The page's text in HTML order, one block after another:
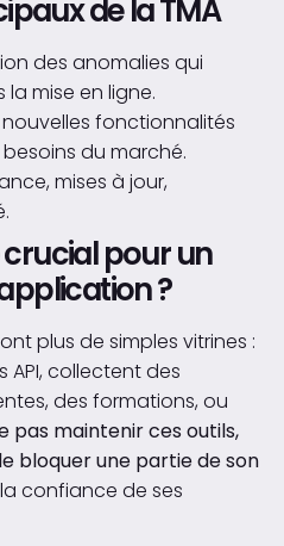
de la TMA
des anomalies qui
mise en ligne.
fonctionnalités
du marché.
mises à jour,
pour un
?
plus de simples vitrines :
API, collectent des
des formations, ou
pas maintenir ces outils,
bloquer une partie de son
confiance de ses